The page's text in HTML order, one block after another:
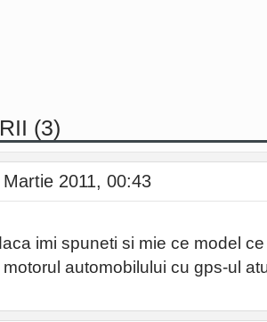
(3)
2011, 00:43
imi spuneti si mie ce model
motorul automobilului cu gps-ul